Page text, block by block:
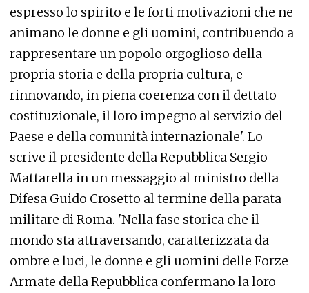
espresso lo spirito e le forti motivazioni che ne
animano le donne e gli uomini, contribuendo a
rappresentare un popolo orgoglioso della
propria storia e della propria cultura, e
rinnovando, in piena coerenza con il dettato
costituzionale, il loro impegno al servizio del
Paese e della comunità internazionale'. Lo
scrive il presidente della Repubblica Sergio
Mattarella in un messaggio al ministro della
Difesa Guido Crosetto al termine della parata
militare di Roma. 'Nella fase storica che il
mondo sta attraversando, caratterizzata da
ombre e luci, le donne e gli uomini delle Forze
Armate della Repubblica confermano la loro